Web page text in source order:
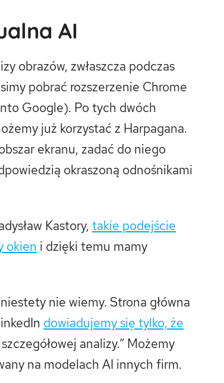
AI
obrazów, zwłaszcza podczas
pobrać rozszerzenie Chrome
Google). Po tych dwóch
już korzystać z Harpagana.
ekranu, zadać do niego
okraszoną odnośnikami
Kastory, takie podejście
okien i dzięki temu mamy
nie wiemy. Strona główna
dowiadujemy się tylko, że
analizy.” Możemy
na modelach AI innych firm.